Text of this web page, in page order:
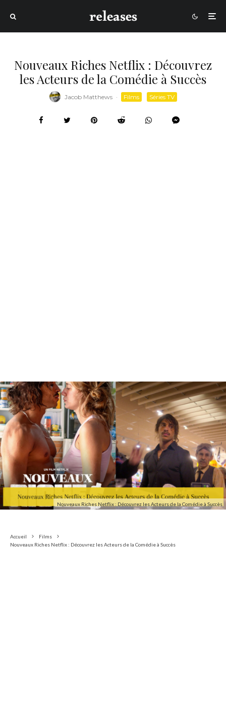
Nouveaux Riches Netflix : Découvrez
les Acteurs de la Comédie à Succès
Jacob Matthews · Films Séries TV
Nouveaux Riches Netflix : Découvrez les Acteurs de la Comédie à Succès
Accueil
Films
Nouveaux Riches Netflix : Découvrez les Acteurs de la Comédie à Succès